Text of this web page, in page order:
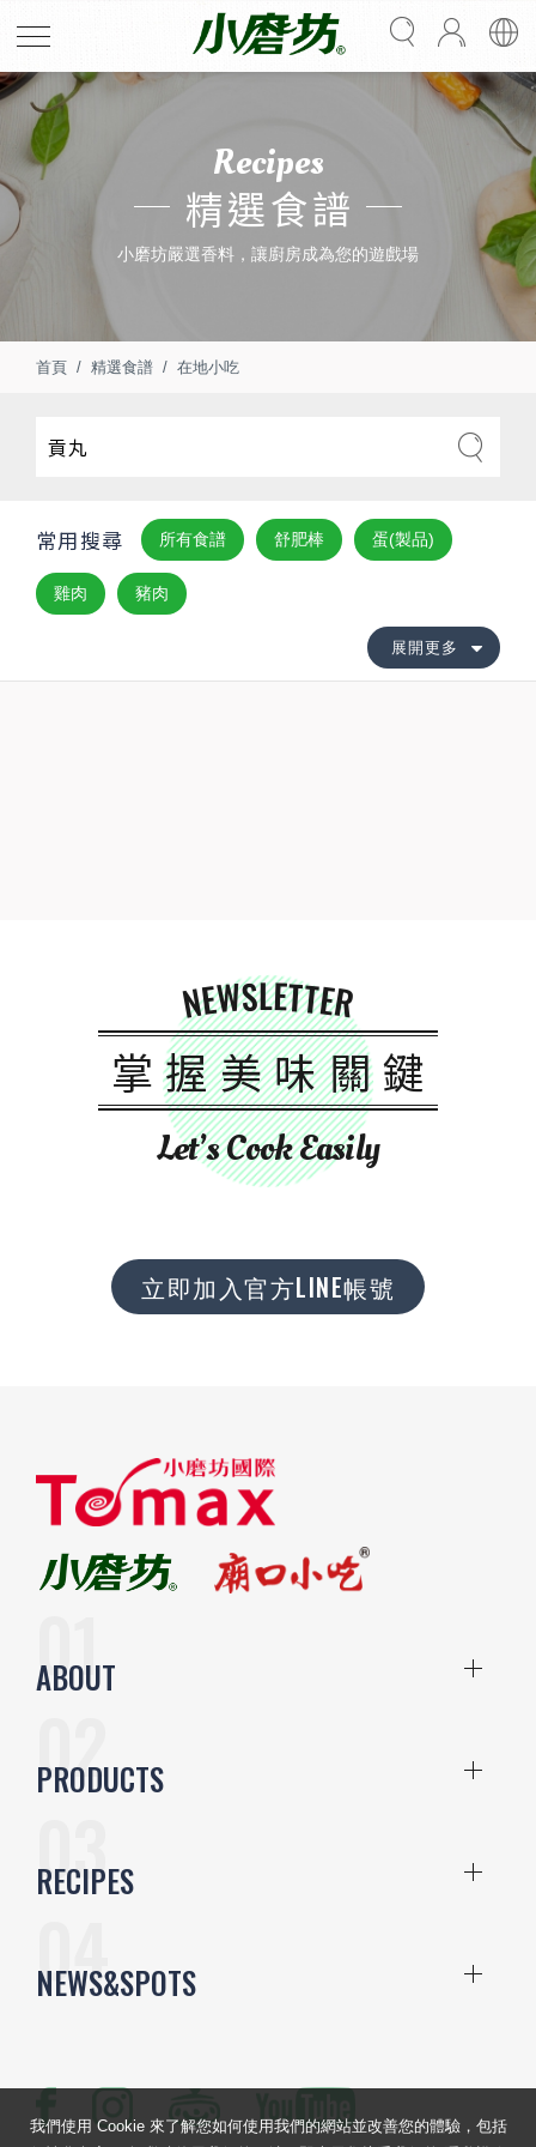
Recipes
精選食譜
小磨坊嚴選香料，讓廚房成為您的遊戲場
首頁 精選食譜 在地小吃
常用搜尋 所有食譜 舒肥棒 蛋(製品)
雞肉 豬肉
展開更多
NEWSLETTER
掌握美味關鍵
Let’s Cook Easily
立即加入官方LINE帳號
ABOUT
PRODUCTS
RECIPES
NEWS&SPOTS
我們使用 Cookie 來了解您如何使用我們的網站並改善您的體驗，包括